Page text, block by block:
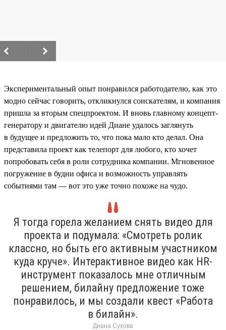
Экспериментальный опыт понравился работодателю, как это
модно сейчас говорить, откликнулся соискателям, и компания
пришла за вторым спецпроектом. И вновь главному концепт-
генератору и двигателю идей Диане удалось заглянуть
в будущее и предложить то, что пока мало кто делал. Она
представила проект как телепорт для любого, кто хочет
попробовать себя в роли сотрудника компании. Мгновенное
погружение в будни офиса и возможность управлять
событиями там — вот это уже точно похоже на чудо.
Я тогда горела желанием снять видео для
проекта и подумала: «Смотреть ролик
классно, но быть его активным участником
куда круче». Интерактивное видео как HR-
инструмент показалось мне отличным
решением, билайну предложение тоже
понравилось, и мы создали квест «Работа
в билайн».
Диана Сухова